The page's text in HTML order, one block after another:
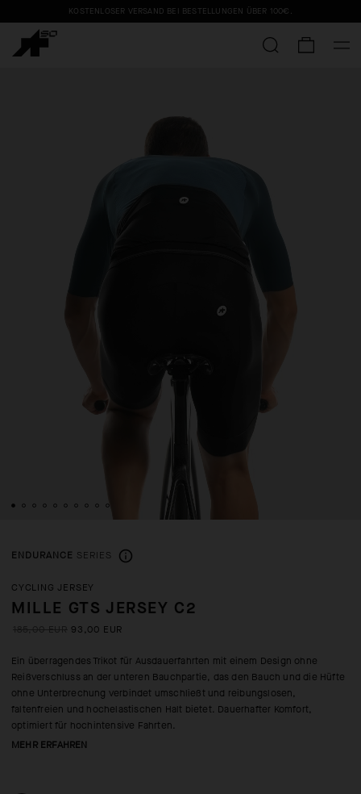
KOSTENLOSER VERSAND BEI BESTELLUNGEN ÜBER 100€ .
ENDURANCE SERIES
CYCLING JERSEY
MILLE GTS JERSEY C2
93,00 EUR
Ein überragendes Trikot für Ausdauerfahrten mit einem Design ohne
Reißverschluss an der unteren Bauchpartie, das den Bauch und die Hüfte
ohne Unterbrechung verbindet umschließt und reibungslosen,
faltenfreien und hochelastischen Halt bietet. Dauerhafter Komfort,
optimiert für hochintensive Fahrten.
MEHR ERFAHREN